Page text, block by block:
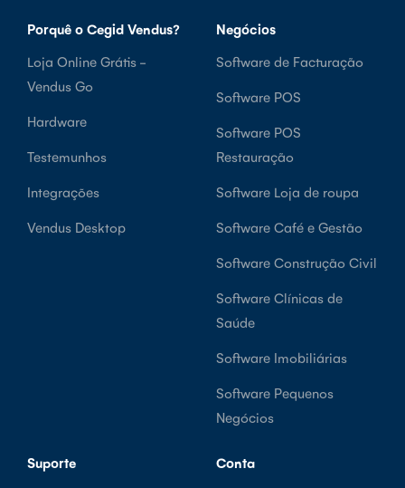
Porquê o Cegid Vendus?
Loja Online Grátis -
Vendus Go
Hardware
Testemunhos
Integrações
Vendus Desktop
Negócios
Software de Facturação
Software POS
Software POS
Restauração
Software Loja de roupa
Software Café e Gestão
Software Construção Civil
Software Clínicas de
Saúde
Software Imobiliárias
Software Pequenos
Negócios
Suporte
Conta